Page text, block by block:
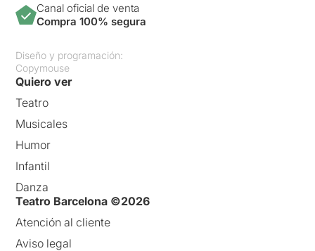
Canal oficial de venta
Compra 100% segura
Diseño y programación:
Copymouse
Quiero ver
Teatro
Musicales
Humor
Infantil
Danza
Teatro Barcelona ©2026
Atención al cliente
Aviso legal